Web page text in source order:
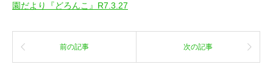
園だより『どろんこ』R7.3.27
前の記事 次の記事